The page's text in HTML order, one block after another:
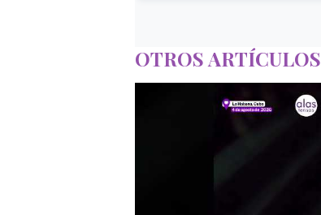
OTROS ARTÍCULOS